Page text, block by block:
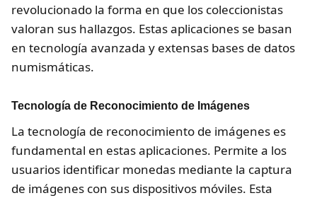
revolucionado la forma en que los coleccionistas
valoran sus hallazgos. Estas aplicaciones se basan
en tecnología avanzada y extensas bases de datos
numismáticas.
Tecnología de Reconocimiento de Imágenes
La tecnología de reconocimiento de imágenes es
fundamental en estas aplicaciones. Permite a los
usuarios identificar monedas mediante la captura
de imágenes con sus dispositivos móviles. Esta